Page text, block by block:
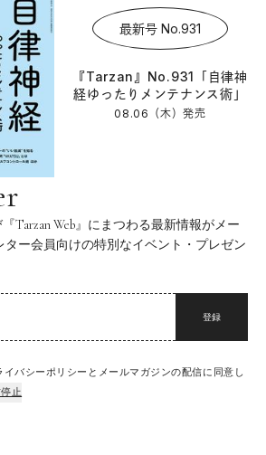
最新号 No.931
『Tarzan』No.931「自律神
経ゆったりメンテナンス術」
08.06（木）発売
『Tarzan Web』にまつわる最新情報がメー
ター会員向けの特別なイベント・プレゼン
登録
バシーポリシーとメールマガジンの配信に同意し
止